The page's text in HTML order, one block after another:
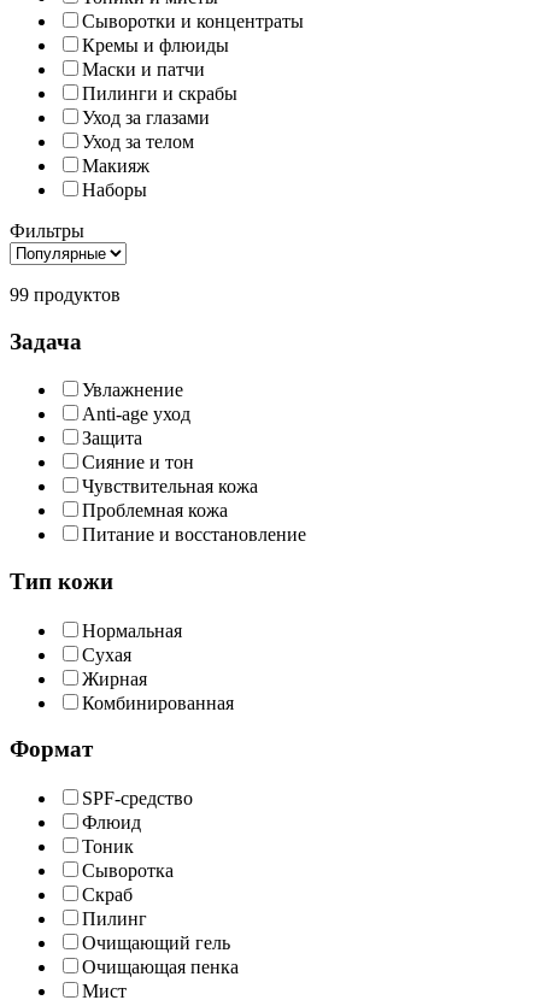
Сыворотки и концентраты
Кремы и флюиды
Маски и патчи
Пилинги и скрабы
Уход за глазами
Уход за телом
Макияж
Наборы
Фильтры
99 продуктов
Задача
Увлажнение
Anti-age уход
Защита
Сияние и тон
Чувствительная кожа
Проблемная кожа
Питание и восстановление
Тип кожи
Нормальная
Сухая
Жирная
Комбинированная
Формат
SPF-средство
Флюид
Тоник
Сыворотка
Скраб
Пилинг
Очищающий гель
Очищающая пенка
Мист